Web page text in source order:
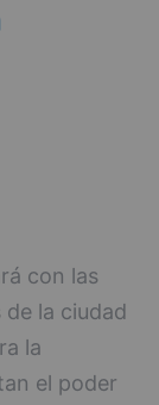
con las
la ciudad
la
el poder